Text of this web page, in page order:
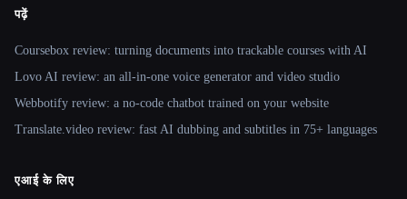
पढ़ें
Coursebox review: turning documents into trackable courses with AI
Lovo AI review: an all-in-one voice generator and video studio
Webbotify review: a no-code chatbot trained on your website
Translate.video review: fast AI dubbing and subtitles in 75+ languages
एआई के लिए